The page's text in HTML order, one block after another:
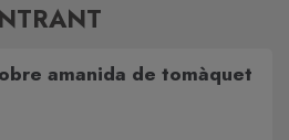
amanida de tomàquet